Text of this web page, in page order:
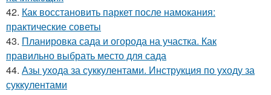
42. Как восстановить паркет после намокания:
практические советы
43. Планировка сада и огорода на участка. Как
правильно выбрать место для сада
44. Азы ухода за суккулентами. Инструкция по уходу за
суккулентами